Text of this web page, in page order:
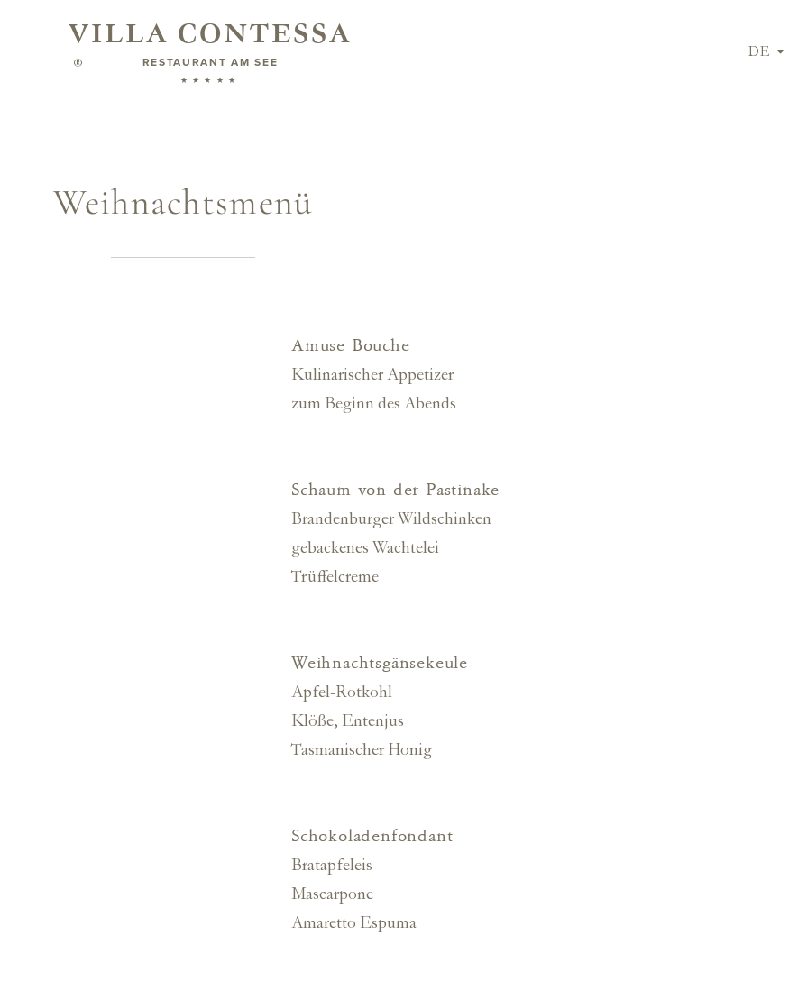
VILLA CONTESSA
® RESTAURANT AM SEE
★★★★★
DE
für den Sommer
Weihnachtsmenü
Amuse Bouche
Kulinarischer Appetizer
zum Beginn des Abends
Schaum von der Pastinake
Brandenburger Wildschinken
gebackenes Wachtelei
Trüffelcreme
Weihnachtsgänsekeule
Apfel-Rotkohl
Klöße, Entenjus
Tasmanischer Honig
Schokoladenfondant
Bratapfeleis
Mascarpone
Amaretto Espuma